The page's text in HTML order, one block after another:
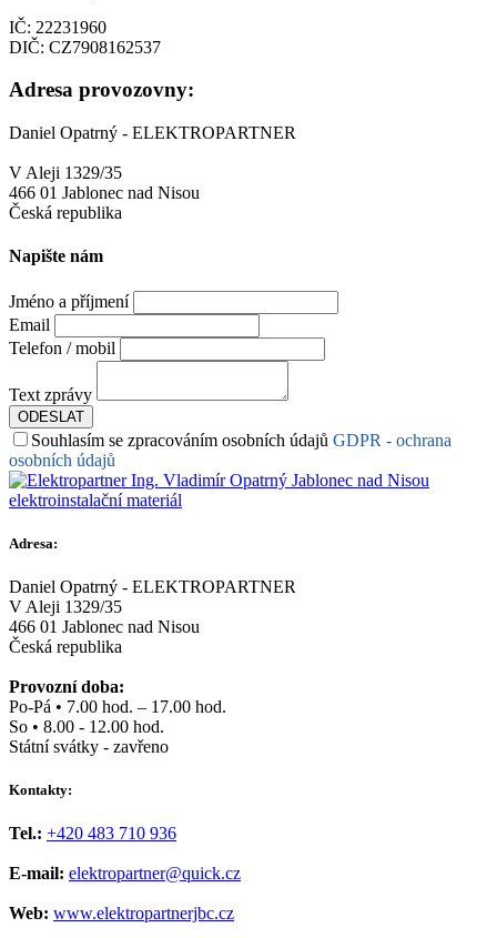
IČ: 22231960
DIČ: CZ7908162537
Adresa provozovny:
Daniel Opatrný - ELEKTROPARTNER
V Aleji 1329/35
466 01 Jablonec nad Nisou
Česká republika
Napište nám
Jméno a příjmení
Email
Telefon / mobil
Text zprávy
ODESLAT
Souhlasím se zpracováním osobních údajů GDPR - ochrana
osobních údajů
Adresa:
Daniel Opatrný - ELEKTROPARTNER
V Aleji 1329/35
466 01 Jablonec nad Nisou
Česká republika
Provozní doba:
Po-Pá • 7.00 hod. – 17.00 hod.
So • 8.00 - 12.00 hod.
Státní svátky - zavřeno
Kontakty:
Tel.: +420 483 710 936
E-mail: elektropartner@quick.cz
Web: www.elektropartnerjbc.cz